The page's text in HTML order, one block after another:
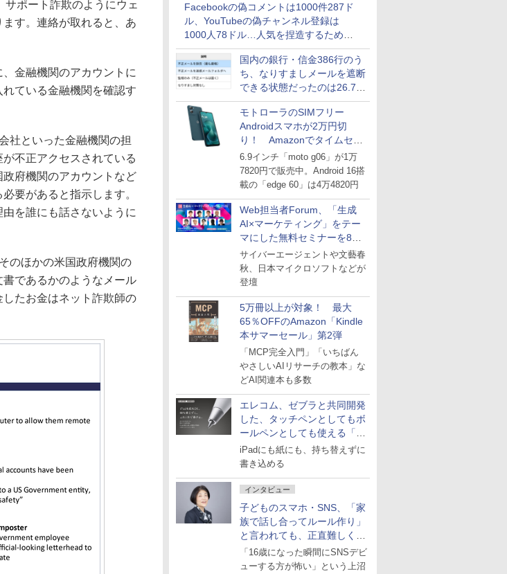
Facebookの偽コメントは1000件287ド
ル、YouTubeの偽チャンネル登録は
1000人78ドル…人気を捏造するための
価格リストが公開中
国内の銀行・信金386行のう
ち、なりすましメールを遮断
できる状態だったのは26.7％
にとどまる～GMOブランド
セキュリティ調査
モトローラのSIMフリー
Androidスマホが2万円切
り！ Amazonでタイムセー
ル
6.9インチ「moto g06」が1万
7820円で販売中。Android 16搭
載の「edge 60」は4万4820円
Web担当者Forum、「生成
AI×マーケティング」をテー
マにした無料セミナーを8月
27日にオンライン開催
サイバーエージェントや文藝春
秋、日本マイクロソフトなどが
登壇
5万冊以上が対象！ 最大
65％OFFのAmazon「Kindle
本サマーセール」第2弾
「MCP完全入門」「いちばん
やさしいAIリサーチの教本」な
どAI関連本も多数
エレコム、ゼブラと共同開発
した、タッチペンとしてもボ
ールペンとしても使える「ス
タイラスツーウェイ」発売
iPadにも紙にも、持ち替えずに
書き込める
インタビュー
子どものスマホ・SNS、「家
族で話し合ってルール作り」
と言われても、正直難しくな
いですか？
「16歳になった瞬間にSNSデビ
ューする方が怖い」という上沼
ポート詐欺のようにウェ
す。連絡が取れると、あ
金融機関のアカウントに
ている金融機関を確認す
社といった金融機関の担
不正アクセスされている
府機関のアカウントなど
要があると指示します。
を誰にも話さないように
のほかの米国政府機関の
であるかのようなメール
たお金はネット詐欺師の